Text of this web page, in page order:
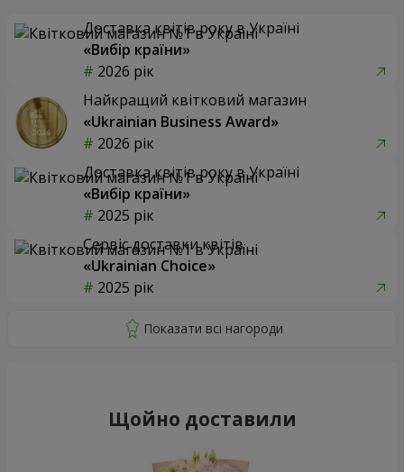
Доставка квітів року в Україні
«Вибір країни»
2026 рік
Найкращий квітковий магазин
«Ukrainian Business Award»
2026 рік
Доставка квітів року в Україні
«Вибір країни»
2025 рік
Сервіс доставки квітів
«Ukrainian Choice»
2025 рік
Щойно доставили